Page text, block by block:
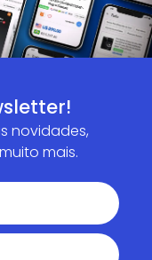
novidades,
mais.